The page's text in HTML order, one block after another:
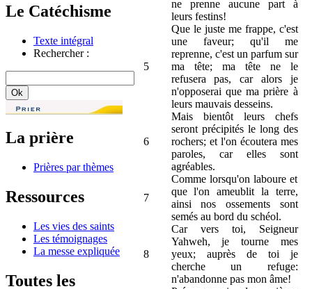
Le Catéchisme
Texte intégral
Rechercher :
La prière
Prières par thèmes
Ressources
Les vies des saints
Les témoignages
La messe expliquée
Toutes les
ne prenne aucune part à
leurs festins!
5
Que le juste me frappe, c'est
une faveur; qu'il me
reprenne, c'est un parfum sur
ma tête; ma tête ne le
refusera pas, car alors je
n'opposerai que ma prière à
leurs mauvais desseins.
6
Mais bientôt leurs chefs
seront précipités le long des
rochers; et l'on écoutera mes
paroles, car elles sont
agréables.
7
Comme lorsqu'on laboure et
que l'on ameublit la terre,
ainsi nos ossements sont
semés au bord du schéol.
8
Car vers toi, Seigneur
Yahweh, je tourne mes
yeux; auprès de toi je
cherche un refuge:
n'abandonne pas mon âme!